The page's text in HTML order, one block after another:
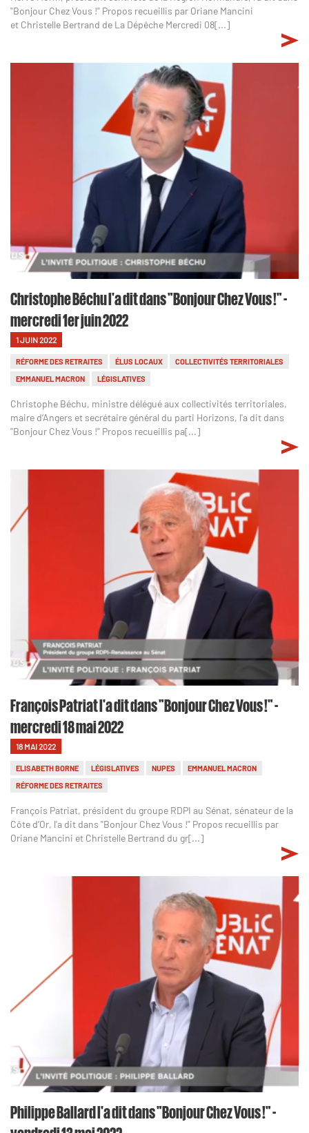
"Bonjour Chez Vous !" Propos recueillis par Oriane Mancini
et Christelle Bertrand de La Dépêche Mercredi 08[...]
Christophe Béchu l'a dit dans "Bonjour Chez Vous !" -
mercredi 1er juin 2022
1 JUIN 2022
RÉFORME DES RETRAITES ÉLUS LOCAUX
COLLECTIVITÉS TERRITORIALES
EMMANUEL MACRON
LÉGISLATIVES
Christophe Béchu, ministre délégué aux collectivités territoriales,
maire d’Angers et secrétaire général du parti Horizons, l'a dit dans
"Bonjour Chez Vous !" Propos recueillis pa[...]
François Patriat l'a dit dans "Bonjour Chez Vous !" -
mercredi 18 mai 2022
18 MAI 2022
ELISABETH BORNE LÉGISLATIVES NUPES
EMMANUEL MACRON
RÉFORME DES RETRAITES
François Patriat, président du groupe RDPI au Sénat, sénateur de la
Côte d’Or, l'a dit dans "Bonjour Chez Vous !" Propos recueillis par
Oriane Mancini et Christelle Bertrand du gr[...]
Philippe Ballard l'a dit dans "Bonjour Chez Vous !" -